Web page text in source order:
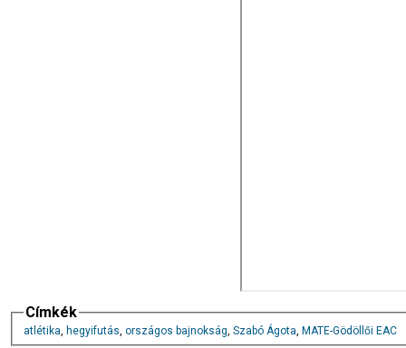
Címkék
atlétika, hegyifutás, országos bajnokság, Szabó Ágota, MATE-Gödöllői EAC